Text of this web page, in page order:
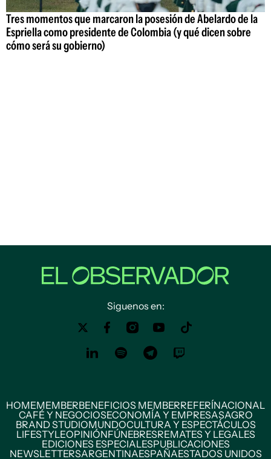
Tres momentos que marcaron la posesión de Abelardo de la
Espriella como presidente de Colombia (y qué dicen sobre
cómo será su gobierno)
Siguenos en:
HOMEMEMBERBENEFICIOS MEMBERREFERÍNACIONAL
CAFÉ Y NEGOCIOSECONOMÍA Y EMPRESASAGRO
BRAND STUDIOMUNDOCULTURA Y ESPECTÁCULOS
LIFESTYLEOPINIÓNFÚNEBRESREMATES Y LEGALES
EDICIONES ESPECIALESPUBLICACIONES
NEWSLETTERSARGENTINAESPAÑAESTADOS UNIDOS